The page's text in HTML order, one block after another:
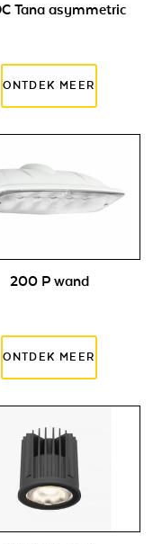
Tana asymmetric
200 P wand